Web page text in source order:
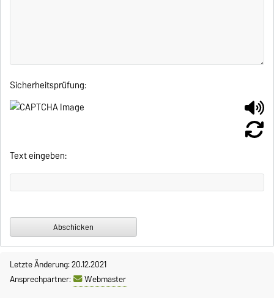
Sicherheitsprüfung:
Text eingeben:
Letzte Änderung: 20.12.2021
Ansprechpartner:
Webmaster